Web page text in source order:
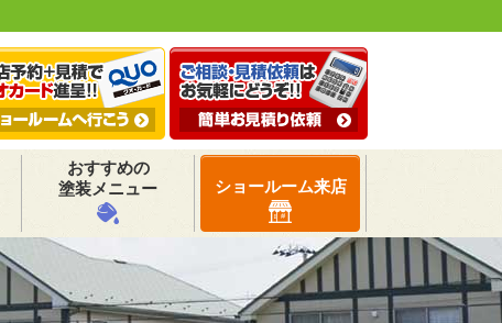
おすすめの
塗装メニュー
ショールーム来店